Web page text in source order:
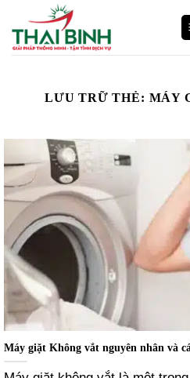
qua
nội
LƯU TRỮ THẺ: MÁY
Máy giặt Không vắt nguyên nhân và